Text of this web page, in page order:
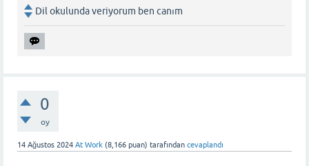
Dil okulunda veriyorum ben canım
0
oy
14 Ağustos 2024 At Work (8,166 puan) tarafından cevaplandı